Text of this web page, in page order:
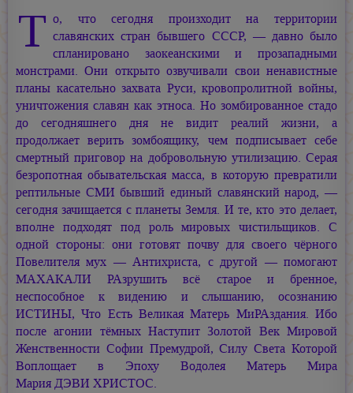
Т о, что сегодня произходит на территории
славянских стран бывшего СССР, — давно было
спланировано заокеанскими и прозападными
монстрами. Они открыто озвучивали свои ненавистные
планы касательно захвата Руси, кровопролитной войны,
уничтожения славян как этноса. Но зомбированное стадо
до сегодняшнего дня не видит реалий жизни, а
продолжает верить зомбоящику, чем подписывает себе
смертный приговор на добровольную утилизацию. Серая
безропотная обывательская масса, в которую превратили
рептильные СМИ бывший единый славянский народ, —
сегодня зачищается с планеты Земля. И те, кто это делает,
вполне подходят под роль мировых чистильщиков. С
одной стороны: они готовят почву для своего чёрного
Повелителя мух — Антихриста, с другой — помогают
МАХАКАЛИ РАзрушить всё старое и бренное,
неспособное к видению и слышанию, осознанию
ИСТИНЫ, Что Есть Великая Матерь МиРАздания. Ибо
после агонии тёмных Наступит Золотой Век Мировой
Женственности Софии Премудрой, Силу Света Которой
Воплощает в Эпоху Водолея Матерь Мира
Мария ДЭВИ ХРИСТОС.